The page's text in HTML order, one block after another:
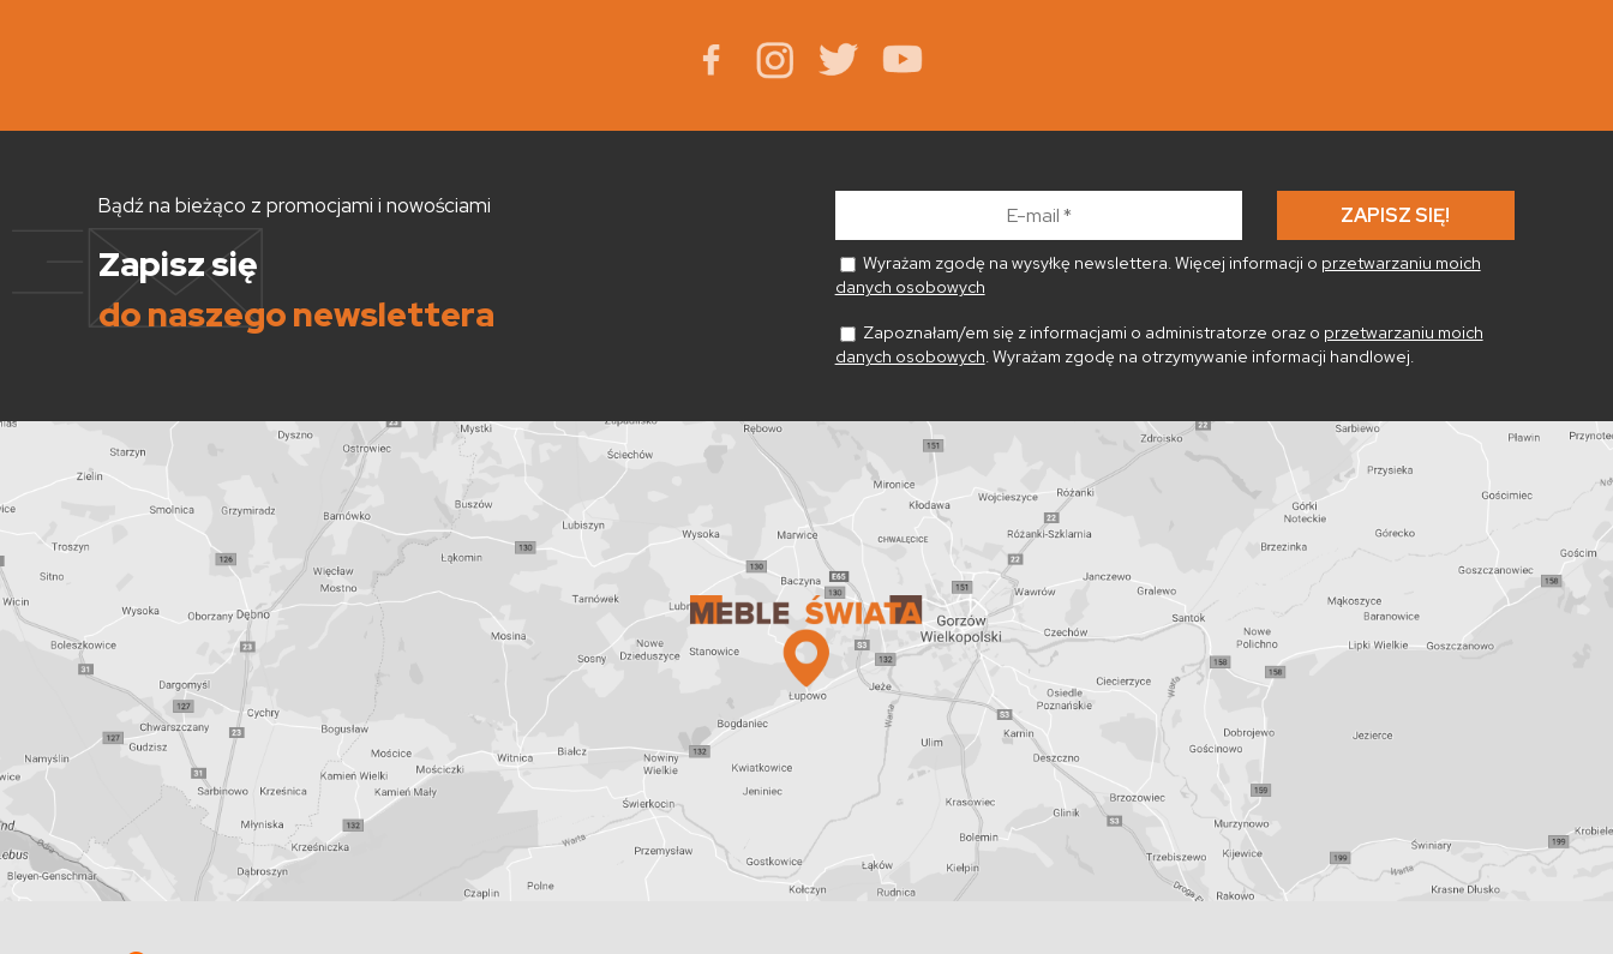
Bądź na bieżąco z promocjami i nowościami
Zapisz się
do naszego newslettera
Wyrażam zgodę na wysyłkę newslettera. Więcej informacji o przetwarzaniu moich
danych osobowych
Zapoznałam/em się z informacjami o administratorze oraz o przetwarzaniu moich
danych osobowych. Wyrażam zgodę na otrzymywanie informacji handlowej.